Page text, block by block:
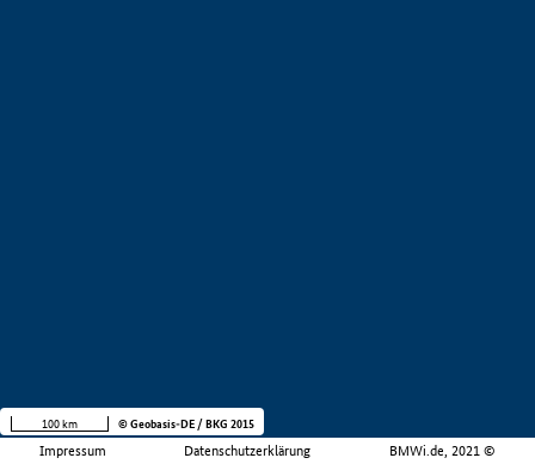
Impressum Datenschutzerklärung BMWi.de, 2021 ©
100 km © Geobasis-DE / BKG 2015